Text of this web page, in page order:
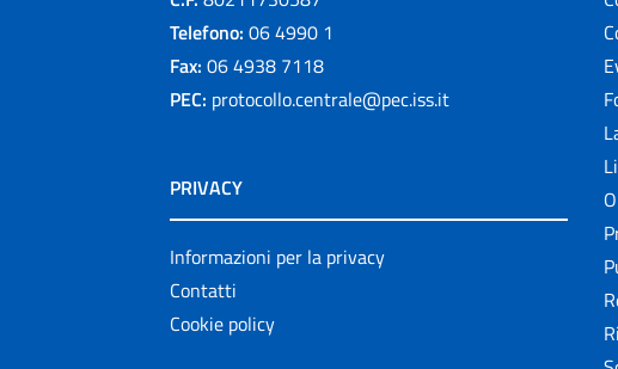
Telefono: 06 4990 1
Fax: 06 4938 7118
PEC: protocollo.centrale@pec.iss.it
PRIVACY
Informazioni per la privacy
Contatti
Cookie policy